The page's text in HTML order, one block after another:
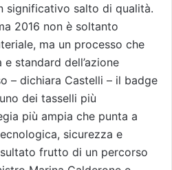
significativo salto di qualità.
2016 non è soltanto
ma un processo che
standard dell’azione
– dichiara Castelli – il badge
dei tasselli più
più ampia che punta a
sicurezza e
frutto di un percorso